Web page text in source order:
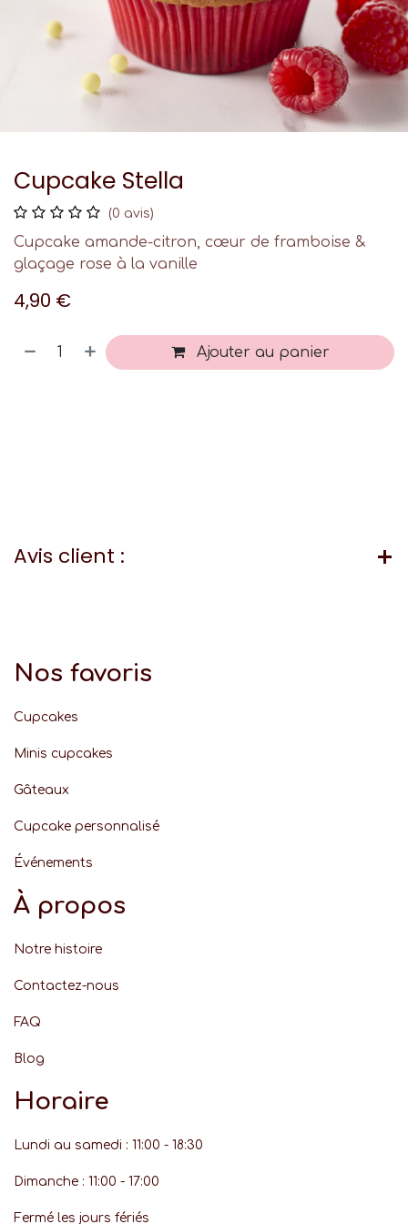
Cupcake Stella
(0 avis)
Cupcake amande-citron, cœur de framboise &
glaçage rose à la vanille
4,90 €
Ajouter au panier
Avis client :
Nos favoris
Cupcakes
Minis cupcakes
Gâteaux
Cupcake personnalisé
Événements
À propos
Notre histoire
Contactez-nous
FAQ
Blog
Horaire
Lundi au samedi : 11:00 - 18:30
Dimanche : 11:00 - 17:00
Fermé les jours fériés